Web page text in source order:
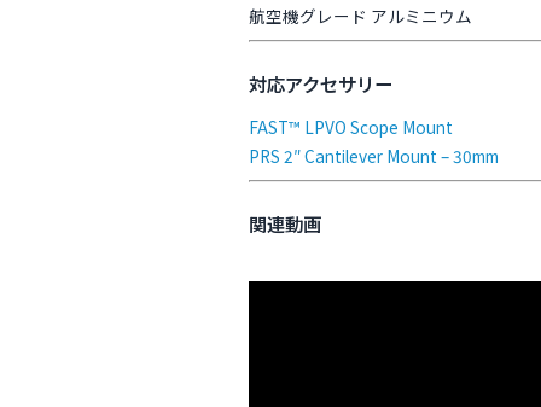
航空機グレード アルミニウム
対応アクセサリー
FAST™ LPVO Scope Mount
PRS 2″ Cantilever Mount – 30mm
関連動画